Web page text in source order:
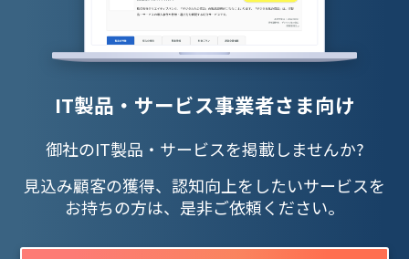
IT製品・サービス事業者さま向け
御社のIT製品・サービスを掲載しませんか?
見込み顧客の獲得、認知向上をしたいサービスを
お持ちの方は、是非ご依頼ください。